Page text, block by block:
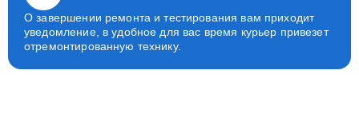
О завершении ремонта и тестирования вам приходит
уведомление, в удобное для вас время курьер привезет
отремонтированную технику.